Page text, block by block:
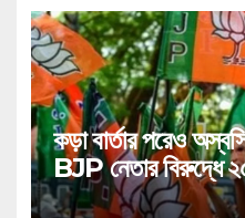
কড়া বার্তার পরেও
BJP নেতার বিরুদ্ধে
গুরুতর অভিযোগ,